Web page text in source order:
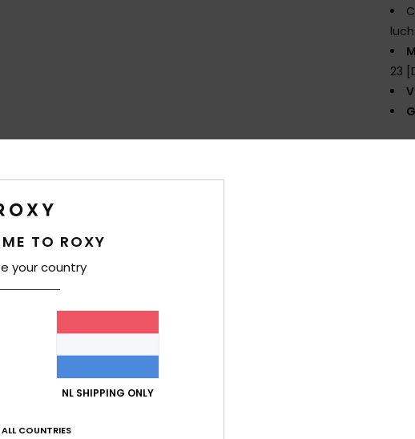
23
TO ROXY
your country
NL SHIPPING ONLY
COUNTRIES